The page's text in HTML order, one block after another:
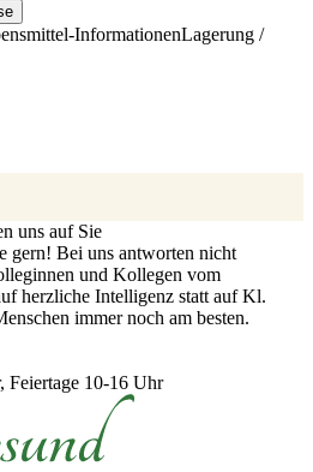
InformationenLagerung /
uns auf Sie
gern! Bei uns antworten nicht
und Kollegen vom
herzliche Intelligenz statt auf Kl.
immer noch am besten.
Feiertage 10-16 Uhr